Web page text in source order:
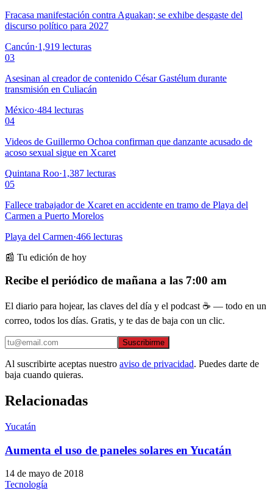
Fracasa manifestación contra Aguakan; se exhibe desgaste del
discurso político para 2027
Cancún·1,919 lecturas
03
Asesinan al creador de contenido César Gastélum durante
transmisión en Culiacán
México·484 lecturas
04
Videos de Guillermo Ochoa confirman que danzante acusado de
acoso sexual sigue en Xcaret
Quintana Roo·1,387 lecturas
05
Fallece trabajador de Xcaret en accidente en tramo de Playa del
Carmen a Puerto Morelos
Playa del Carmen·466 lecturas
📰 Tu edición de hoy
Recibe el periódico de mañana a las 7:00 am
El diario para hojear, las claves del día y el podcast ☕ — todo en un
correo, todos los días. Gratis, y te das de baja con un clic.
Suscribirme
Al suscribirte aceptas nuestro aviso de privacidad. Puedes darte de
baja cuando quieras.
Relacionadas
Yucatán
Aumenta el uso de paneles solares en Yucatán
14 de mayo de 2018
Tecnología